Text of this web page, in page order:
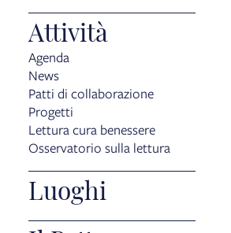
Attività
Agenda
News
Patti di collaborazione
Progetti
Lettura cura benessere
Osservatorio sulla lettura
Luoghi